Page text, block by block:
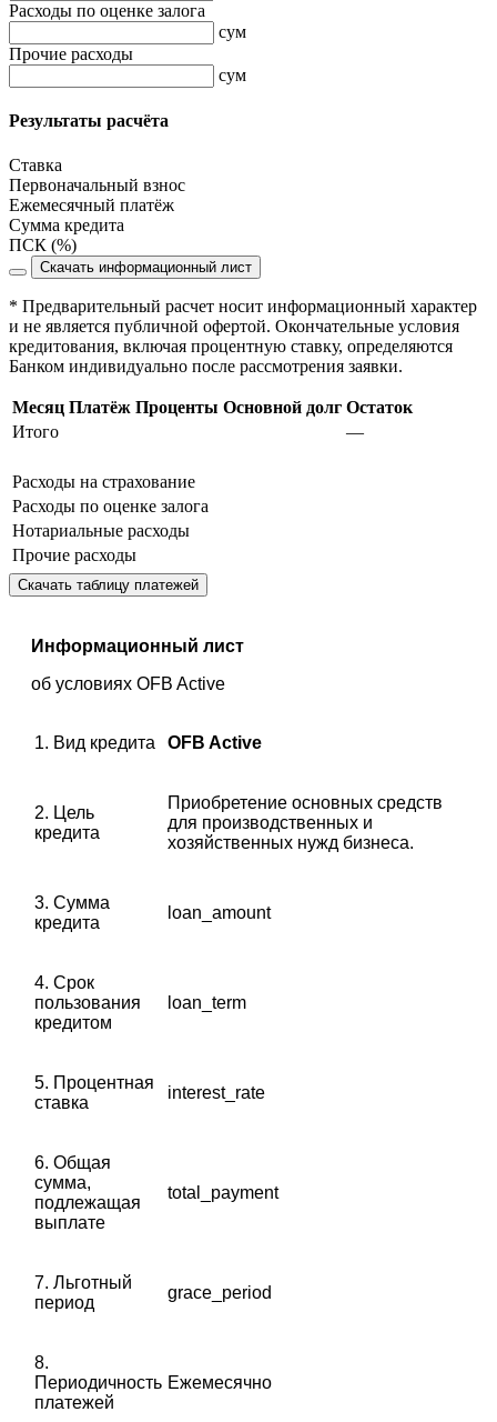
Расходы по оценке залога
сум
Прочие расходы
сум
Результаты расчёта
Ставка
Первоначальный взнос
Ежемесячный платёж
Сумма кредита
ПСК (%)
Скачать информационный лист
* Предварительный расчет носит информационный характер
и не является публичной офертой. Окончательные условия
кредитования, включая процентную ставку, определяются
Банком индивидуально после рассмотрения заявки.
Месяц Платёж Проценты Основной долг Остаток
Итого
—
Расходы на страхование
Расходы по оценке залога
Нотариальные расходы
Прочие расходы
Скачать таблицу платежей
Информационный лист
об условиях OFB Active
1. Вид кредита OFB Active
2. Цель
кредита
Приобретение основных средств
для производственных и
хозяйственных нужд бизнеса.
3. Сумма
кредита
loan_amount
4. Срок
пользования
кредитом
loan_term
5. Процентная
ставка
interest_rate
6. Общая
сумма,
подлежащая
выплате
total_payment
7. Льготный
период
grace_period
8.
Периодичность
платежей
Ежемесячно